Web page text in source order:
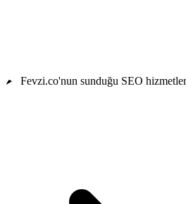
Fevzi.co'nun sunduğu SEO